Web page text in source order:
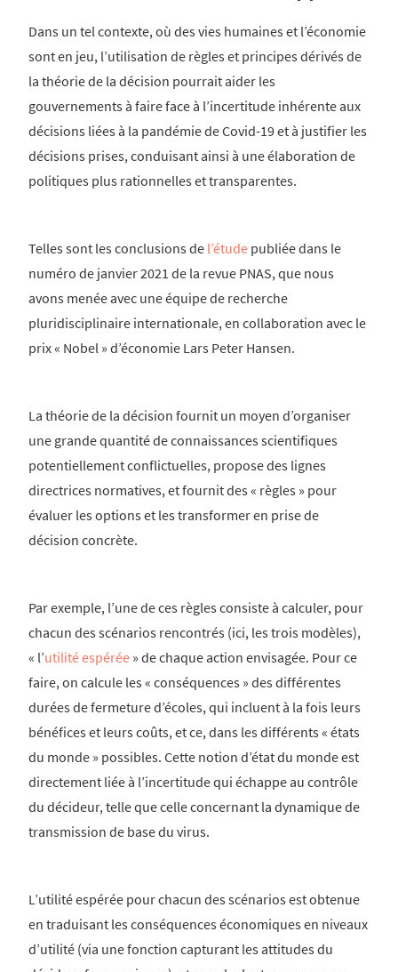
Dans un tel contexte, où des vies humaines et l’économie
sont en jeu, l’utilisation de règles et principes dérivés de
la théorie de la décision pourrait aider les
gouvernements à faire face à l’incertitude inhérente aux
décisions liées à la pandémie de Covid-19 et à justifier les
décisions prises, conduisant ainsi à une élaboration de
politiques plus rationnelles et transparentes.
Telles sont les conclusions de l’étude publiée dans le
numéro de janvier 2021 de la revue PNAS, que nous
avons menée avec une équipe de recherche
pluridisciplinaire internationale, en collaboration avec le
prix « Nobel » d’économie Lars Peter Hansen.
La théorie de la décision fournit un moyen d’organiser
une grande quantité de connaissances scientifiques
potentiellement conflictuelles, propose des lignes
directrices normatives, et fournit des « règles » pour
évaluer les options et les transformer en prise de
décision concrète.
Par exemple, l’une de ces règles consiste à calculer, pour
chacun des scénarios rencontrés (ici, les trois modèles),
« l’utilité espérée » de chaque action envisagée. Pour ce
faire, on calcule les « conséquences » des différentes
durées de fermeture d’écoles, qui incluent à la fois leurs
bénéfices et leurs coûts, et ce, dans les différents « états
du monde » possibles. Cette notion d’état du monde est
directement liée à l’incertitude qui échappe au contrôle
du décideur, telle que celle concernant la dynamique de
transmission de base du virus.
L’utilité espérée pour chacun des scénarios est obtenue
en traduisant les conséquences économiques en niveaux
d’utilité (via une fonction capturant les attitudes du